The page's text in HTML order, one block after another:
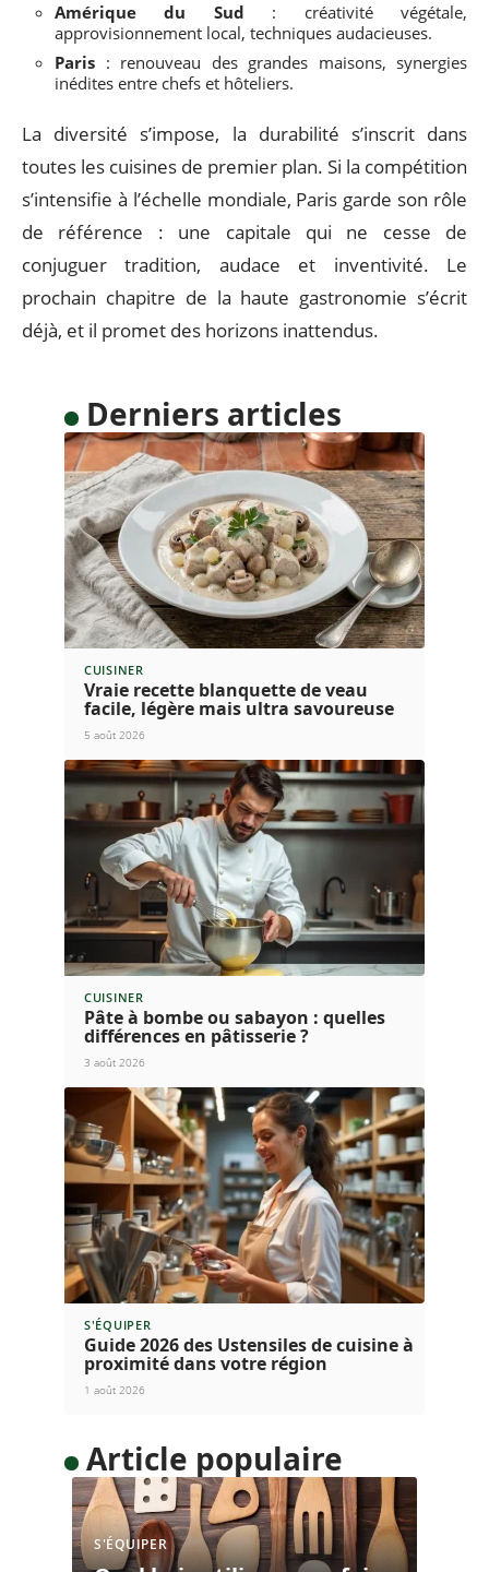
expériences où l’hôtellerie et la haute cuisine
s’entremêlent avec brio. Le Cheval Blanc, mené par
Arnaud Donckele, devient un laboratoire d’idées et
Voici comment la scène mondiale se structure cette
année :
Asie: émergence de tables à forte identité, accent sur
le respect du cycle des saisons.
Amérique du Sud : créativité végétale,
approvisionnement local, techniques audacieuses.
La diversité s’impose, la durabilité s’inscrit dans
toutes les cuisines de premier plan. Si la compétition
s’intensifie à l’échelle mondiale, Paris garde son rôle
de référence : une capitale qui ne cesse de
conjuguer tradition, audace et inventivité. Le
prochain chapitre de la haute gastronomie s’écrit
déjà, et il promet des horizons inattendus.
Derniers articles
CUISINER
facile, légère mais ultra savoureuse
5 août 2026
CUISINER
Pâte à bombe ou sabayon : quelles
différences en pâtisserie ?
3 août 2026